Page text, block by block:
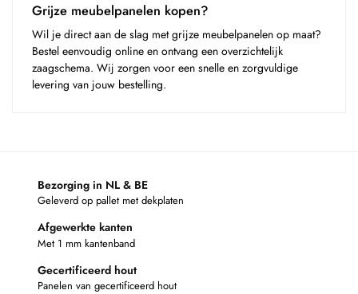
Grijze meubelpanelen kopen?
Wil je direct aan de slag met grijze meubelpanelen op maat?
Bestel eenvoudig online en ontvang een overzichtelijk
zaagschema. Wij zorgen voor een snelle en zorgvuldige
levering van jouw bestelling.
Bezorging in NL & BE
Geleverd op pallet met dekplaten
Afgewerkte kanten
Met 1 mm kantenband
Gecertificeerd hout
Panelen van gecertificeerd hout